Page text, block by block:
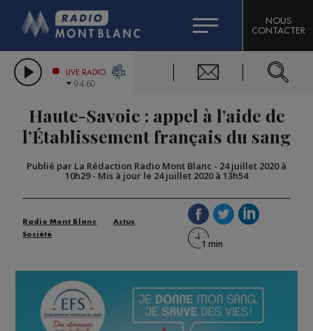
LES CHRONIQUES DE L'EXPERT
CITIZEN MACHINERY
GRAND MASSIF DOMAINES SKIABLES
BIGARD
COMPAGNIE DU MONT-BLANC
NOUS
CONTACTER
LIVE RADIO
94.60
Haute-Savoie : appel à l’aide de
l’Établissement français du sang
Publié par La Rédaction Radio Mont Blanc - 24 juillet 2020 à
10h29- Mis à jour le 24 juillet 2020 à 13h54
Radio Mont Blanc
Actus
Société